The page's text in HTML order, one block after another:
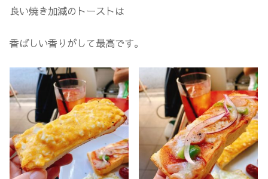
良い焼き加減のトーストは
香ばしい香りがして最高です。